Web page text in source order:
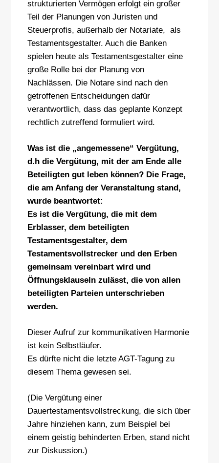
strukturierten Vermögen erfolgt ein großer
Teil der Planungen von Juristen und
Steuerprofis, außerhalb der Notariate, als
Testamentsgestalter. Auch die Banken
spielen heute als Testamentsgestalter eine
große Rolle bei der Planung von
Nachlässen. Die Notare sind nach den
getroffenen Entscheidungen dafür
verantwortlich, dass das geplante Konzept
rechtlich zutreffend formuliert wird.
Was ist die „angemessene“ Vergütung,
d.h die Vergütung, mit der am Ende alle
Beteiligten gut leben können? Die Frage,
die am Anfang der Veranstaltung stand,
wurde beantwortet:
Es ist die Vergütung, die mit dem
Erblasser, dem beteiligten
Testamentsgestalter, dem
Testamentsvollstrecker und den Erben
gemeinsam vereinbart wird und
Öffnungsklauseln zulässt, die von allen
beteiligten Parteien unterschrieben
werden.
Dieser Aufruf zur kommunikativen Harmonie
ist kein Selbstläufer.
Es dürfte nicht die letzte AGT-Tagung zu
diesem Thema gewesen sei.
(Die Vergütung einer
Dauertestamentsvollstreckung, die sich über
Jahre hinziehen kann, zum Beispiel bei
einem geistig behinderten Erben, stand nicht
zur Diskussion.)